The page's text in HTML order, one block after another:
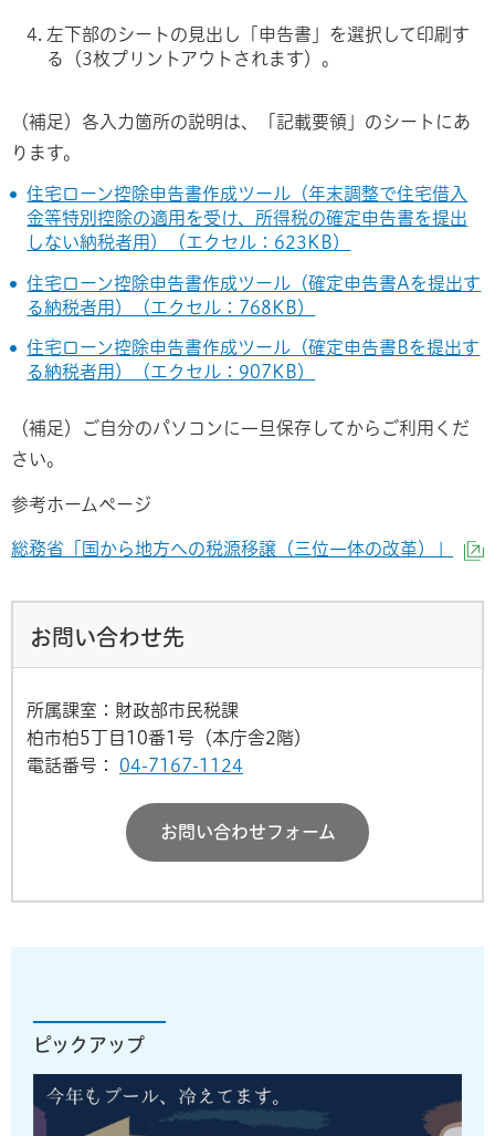
左下部のシートの見出し「申告書」を選択して印刷す
る（3枚プリントアウトされます）。
（補足）各入力箇所の説明は、「記載要領」のシートにあ
ります。
住宅ローン控除申告書作成ツール（年末調整で住宅借入
金等特別控除の適用を受け、所得税の確定申告書を提出
しない納税者用）（エクセル：623KB）
住宅ローン控除申告書作成ツール（確定申告書Aを提出す
る納税者用）（エクセル：768KB）
住宅ローン控除申告書作成ツール（確定申告書Bを提出す
る納税者用）（エクセル：907KB）
（補足）ご自分のパソコンに一旦保存してからご利用くだ
さい。
参考ホームページ
総務省「国から地方への税源移譲（三位一体の改革）」
お問い合わせ先
所属課室：財政部市民税課
柏市柏5丁目10番1号（本庁舎2階）
電話番号：
04-7167-1124
お問い合わせフォーム
ピックアップ